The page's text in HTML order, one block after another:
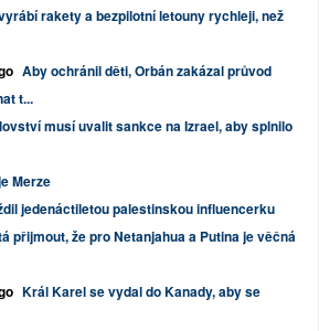
rakety a bezpilotní letouny rychleji, než
Aby ochránil děti, Orbán zakázal průvod
t...
musí uvalit sankce na Izrael, aby splnilo
Merze
jedenáctiletou palestinskou influencerku
přijmout, že pro Netanjahua a Putina je věčná
Král Karel se vydal do Kanady, aby se